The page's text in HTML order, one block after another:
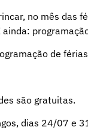
no mês das
de
são gratuitas.
dias 24/07 e